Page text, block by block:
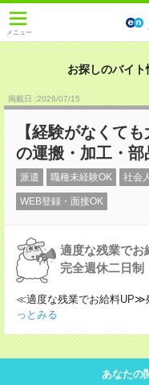
メニュー
お探しのバイト
掲載日 :2026/07/15
【経験がなくて
の運搬・加工・
派遣 職種未経験OK 社会
WEB登録・面接OK
適度な残業でお
完全週休二日制
≪適度な残業でお給料UP≫
っとみる
あなたの